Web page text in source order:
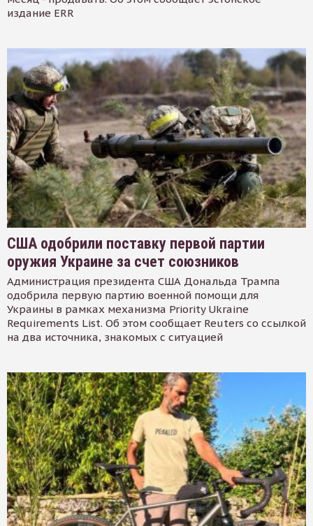
издание ERR
США одобрили поставку первой партии
оружия Украине за счет союзников
Администрация президента США Дональда Трампа
одобрила первую партию военной помощи для
Украины в рамках механизма Priority Ukraine
Requirements List. Об этом сообщает Reuters со ссылкой
на два источника, знакомых с ситуацией